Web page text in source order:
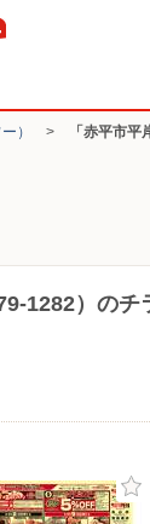
） > 「赤平市
1282）のチ